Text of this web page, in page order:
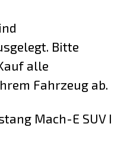
Bitte
alle
Fahrzeug ab.
Mach-E SUV I